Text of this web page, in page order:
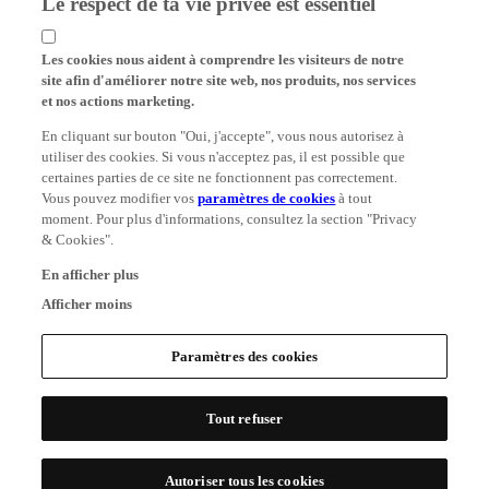
Les cookies nous aident à comprendre les visiteurs de notre
site afin d'améliorer notre site web, nos produits, nos services
et nos actions marketing.
En cliquant sur bouton "Oui, j'accepte", vous nous autorisez à
utiliser des cookies. Si vous n'acceptez pas, il est possible que
certaines parties de ce site ne fonctionnent pas correctement.
Vous pouvez modifier vos
paramètres de cookies
à tout
moment. Pour plus d'informations, consultez la section "Privacy
& Cookies".
En afficher plus
Afficher moins
Paramètres des cookies
Tout refuser
Autoriser tous les cookies